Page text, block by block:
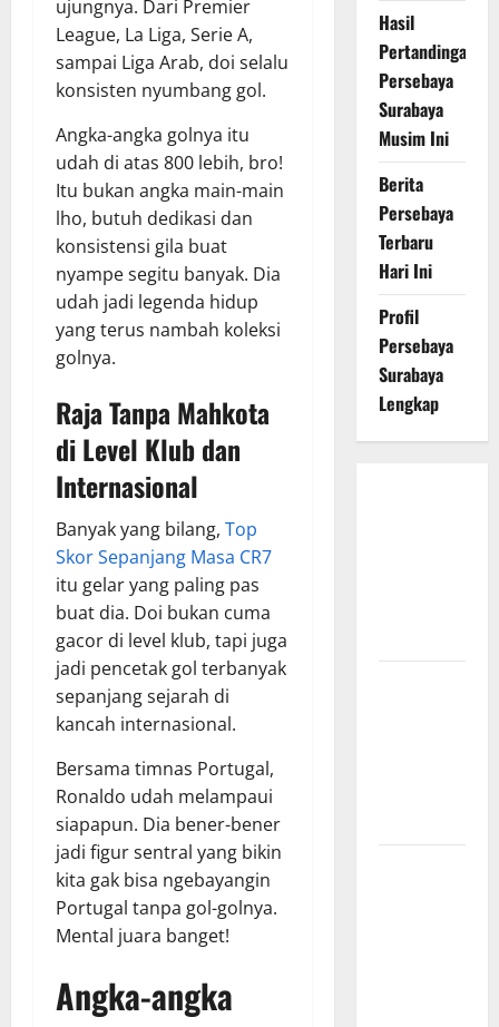
ujungnya. Dari Premier
League, La Liga, Serie A,
sampai Liga Arab, doi selalu
konsisten nyumbang gol.
Angka-angka golnya itu
udah di atas 800 lebih, bro!
Itu bukan angka main-main
lho, butuh dedikasi dan
konsistensi gila buat
nyampe segitu banyak. Dia
udah jadi legenda hidup
yang terus nambah koleksi
golnya.
Raja Tanpa Mahkota
di Level Klub dan
Internasional
Banyak yang bilang, Top
Skor Sepanjang Masa CR7
itu gelar yang paling pas
buat dia. Doi bukan cuma
gacor di level klub, tapi juga
jadi pencetak gol terbanyak
sepanjang sejarah di
kancah internasional.
Bersama timnas Portugal,
Ronaldo udah melampaui
siapapun. Dia bener-bener
jadi figur sentral yang bikin
kita gak bisa ngebayangin
Portugal tanpa gol-golnya.
Mental juara banget!
Angka-angka
Hasil
Pertandingan
Persebaya
Surabaya
Musim Ini
Berita
Persebaya
Terbaru
Hari Ini
Profil
Persebaya
Surabaya
Lengkap